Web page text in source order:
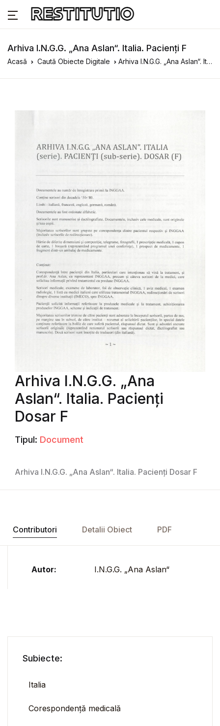
Arhiva I.N.G.G. „Ana Aslan“. Italia. Pacienți F
Acasă Caută Obiecte Digitale Arhiva I.N.G.G. „Ana Aslan“. Italia. Pacienți F
Arhiva I.N.G.G. „Ana
Aslan“. Italia. Pacienți
Dosar F
Tipul: Document
Arhiva I.N.G.G. „Ana Aslan“. Italia. Pacienți Dosar F
Contributori Detalii Obiect PDF
Autor: I.N.G.G. „Ana Aslan“
Subiecte:
Italia
Corespondență medicală